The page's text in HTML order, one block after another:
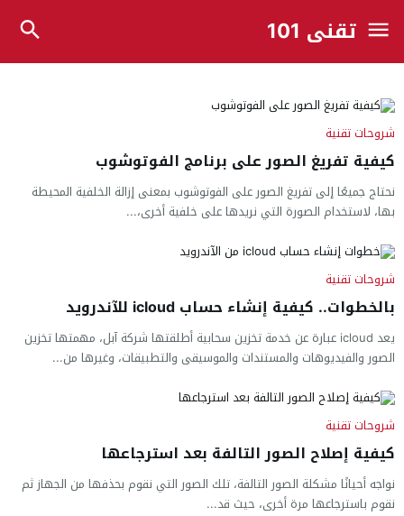
تقني 101
شروحات تقنية
كيفية تفريغ الصور على برنامج الفوتوشوب
نحتاج جميعًا إلى تفريغ الصور على الفوتوشوب بمعنى إزالة الخلفية المحيطة
بها، لاستخدام الصورة التي نريدها على خلفية أخرى،...
شروحات تقنية
بالخطوات.. كيفية إنشاء حساب icloud للآندرويد
يعد icloud عبارة عن خدمة تخزين سحابية أطلقتها شركة آبل، مهمتها تخزين
الصور والفيديوهات والمستندات والموسيقى والتطبيقات، وغيرها من...
شروحات تقنية
كيفية إصلاح الصور التالفة بعد استرجاعها
نواجه أحيانًا مشكلة الصور التالفة، تلك الصور التي نقوم بحذفها من الجهاز ثم
نقوم باسترجاعها مرة أخرى، حيث قد...